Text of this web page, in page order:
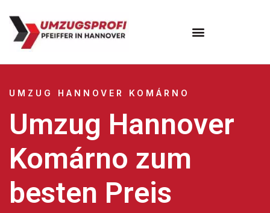
UMZUG HANNOVER KOMÁRNO
Umzug Hannover
Komárno zum
besten Preis